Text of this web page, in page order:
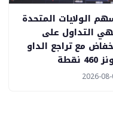
الولايات المتحدة
التداول على
مع تراجع الداو
نقطة
2026-